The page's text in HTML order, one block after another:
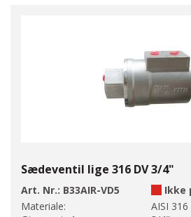
Sædeventil lige 316 DV 3/4"
Art. Nr.: B33AIR-VD5
Ikke
Materiale:
AISI 316